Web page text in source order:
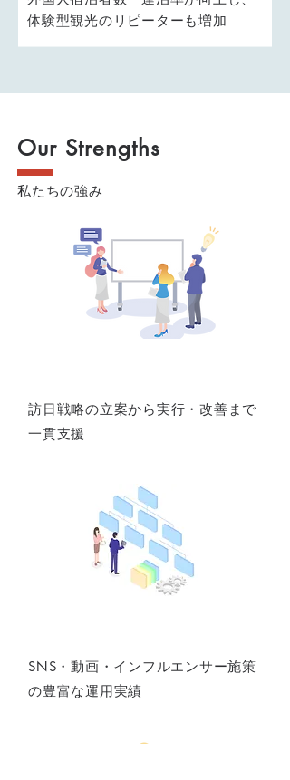
体験型観光のリピーターも増加
Our Strengths
私たちの強み
訪日戦略の立案から実行・改善まで
一貫支援
SNS・動画・インフルエンサー施策
の豊富な運用実績